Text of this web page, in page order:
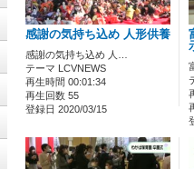
感謝の気持ち込め 人形供養
感謝の気持ち込め 人…
テーマ LCVNEWS
再生時間 00:01:34
再生回数 55
登録日 2020/03/15